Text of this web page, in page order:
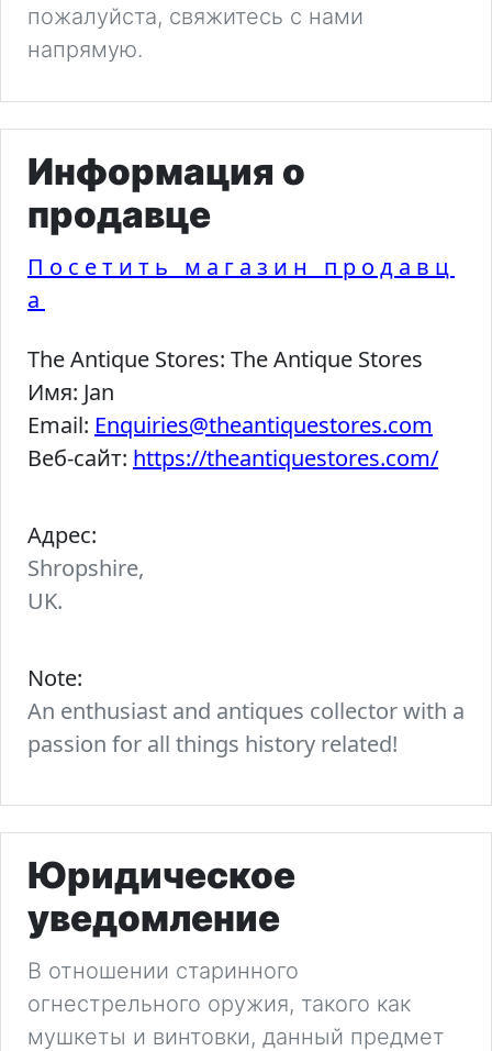
пожалуйста, свяжитесь с нами
напрямую.
Информация о
продавце
Посетить магазин продавц
а
The Antique Stores: The Antique Stores
Имя: Jan
Email: Enquiries@theantiquestores.com
Веб-сайт: https://theantiquestores.com/
Адрес:
Shropshire,
UK.
Note:
An enthusiast and antiques collector with a
passion for all things history related!
Юридическое
уведомление
В отношении старинного
огнестрельного оружия, такого как
мушкеты и винтовки, данный предмет